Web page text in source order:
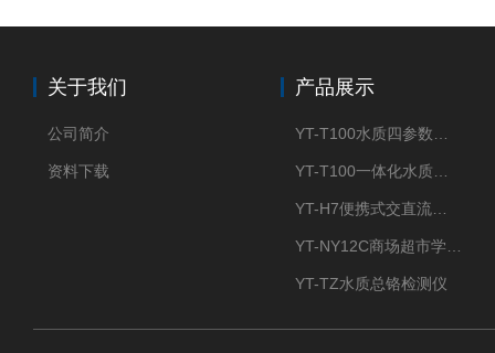
关于我们
公司简介
资料下载
产品展示
YT-TZ水质总铬检测仪